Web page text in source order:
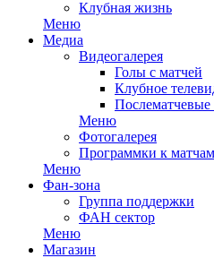
Клубная жизнь
Меню
Медиа
Видеогалерея
Голы с матчей
Клубное
Послематчевые
Меню
Фотогалерея
Программки к матчам
Меню
Фан-зона
Группа поддержки
ФАН сектор
Меню
Магазин